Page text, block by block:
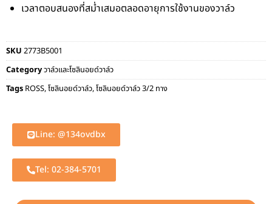
เวลาตอบสนองที่สม่ำเสมอตลอดอายุการใช้งานของวาล์ว
SKU 2773B5001
Categoryวาล์วและโซลินอยด์วาล์ว
Tags ROSS,โซลินอยด์วาล์ว,โซลินอยด์วาล์ว 3/2 ทาง
Line: @134ovdbx
Tel: 02-384-5701